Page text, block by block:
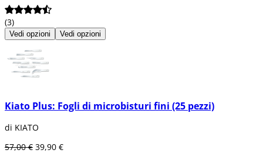
(3)
Vedi opzioni Vedi opzioni
Kiato Plus: Fogli di microbisturi fini (25 pezzi)
di KIATO
57,00 € 39,90 €